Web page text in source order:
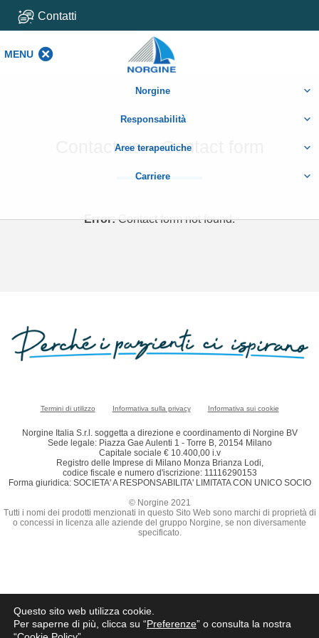
Contatti
MENU
Norgine
Responsabilità
Aree terapeutiche
Carriere
Contact us – Contact form
Error:Contact form not found.
Termini di utilizzo Informativa sulla privacy Informativa sui cookie
Norgine Italia S.r.l. soggetta a direzione e coordinamento di Norgine BV
Sede legale: Piazza Gae Aulenti 1 - Torre B, 20154 Milano
Capitale sociale € 10.400,00 i.v
Registro delle Imprese di Milano Monza Brianza Lodi,
codice fiscale e numero d'iscrizione: 11116290153
Forma giuridica: SOCIETA' A RESPONSABILITA' LIMITATA CON UNICO SOCIO
© Norgine 2021
Tutti i nomi dei prodotti menzionati in questo Sito Web sono marchi di proprietà di
o concessi in licenza alle aziende del gruppo Norgine, se non diversamente
specificato.
Questo sito web utilizza cookie.
Per saperne di più, clicca su “Preferenze” o consulta la nostra